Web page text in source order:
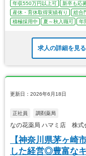
年収550万円以上可 新卒も応
産休・育休取得実績有り
総合
積極採用中
夏～秋入職可 年
求人の詳細を見る
更新日：2026年6月18日
正社員 調剤薬局
なの花薬局 ハマミ店 株式
【神奈川県茅ヶ崎
した経営◎豊富な